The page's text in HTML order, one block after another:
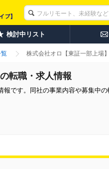
検討中リスト
株式会社オロ【東証一部上場
転職・求人情報
です。同社の事業内容や募集中